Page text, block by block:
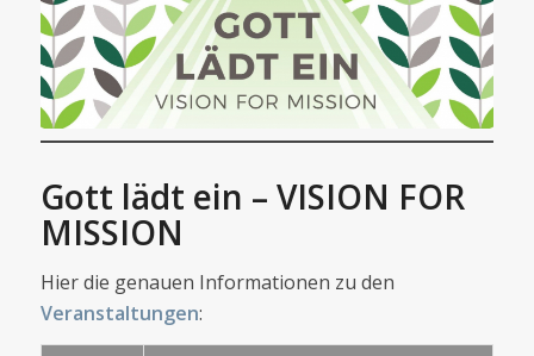
Gott lädt ein – VISION FOR
MISSION
Hier die genauen Informationen zu den
Veranstaltungen: